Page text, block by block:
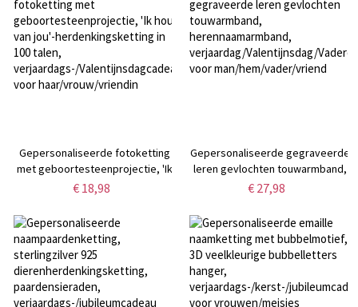
Gepersonaliseerde fotoketting
met geboortesteenprojectie, 'Ik
hou van jou'-herdenkingsketting
verjaardags-/Valentijnsdagcadeau
voor haar/vrouw/vriendin
€ 18,98
Gepersonaliseerde gegraveerde
leren gevlochten touwarmband,
herennaamarmband,
voor man/hem/vader/vriend
€ 27,98